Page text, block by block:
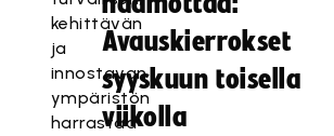
kehittävän
ja
innostavan
ympäristön
harrastaa
Avauskierrokset
syyskuun toisella
viikolla